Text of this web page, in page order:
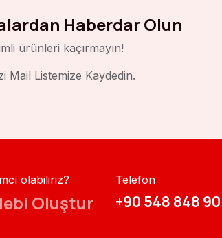
Haberdar Olun
ürünleri kaçırmayın!
Mail Listemize Kaydedin.
olabiliriz?
Oluştur
Telefon
+90 548 848